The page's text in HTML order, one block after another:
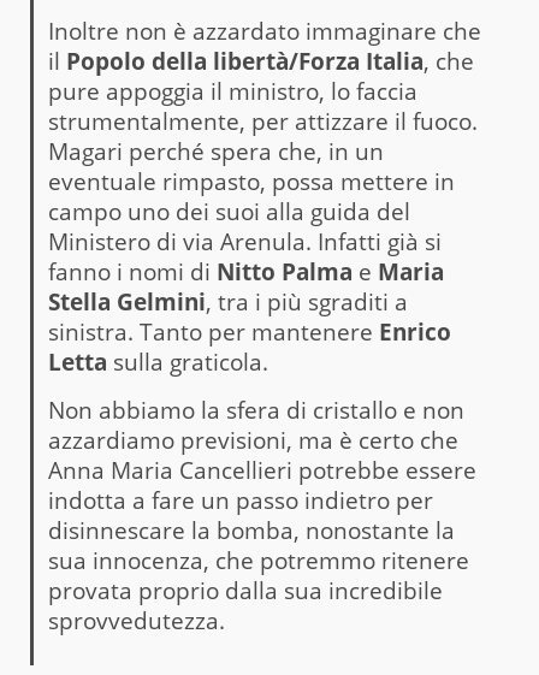
Inoltre non è azzardato immaginare che
il Popolo della libertà/Forza Italia, che
pure appoggia il ministro, lo faccia
strumentalmente, per attizzare il fuoco.
Magari perché spera che, in un
eventuale rimpasto, possa mettere in
campo uno dei suoi alla guida del
Ministero di via Arenula. Infatti già si
fanno i nomi di Nitto Palma e Maria
Stella Gelmini, tra i più sgraditi a
sinistra. Tanto per mantenere Enrico
Letta sulla graticola.
Non abbiamo la sfera di cristallo e non
azzardiamo previsioni, ma è certo che
Anna Maria Cancellieri potrebbe essere
indotta a fare un passo indietro per
disinnescare la bomba, nonostante la
sua innocenza, che potremmo ritenere
provata proprio dalla sua incredibile
sprovvedutezza.